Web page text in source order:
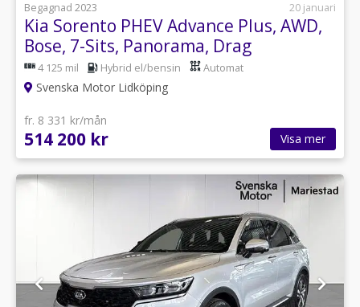
Begagnad 2023
20 januari
Kia Sorento PHEV Advance Plus, AWD,
Bose, 7-Sits, Panorama, Drag
4 125 mil Hybrid el/bensin Automat
Svenska Motor Lidköping
fr. 8 331 kr/mån
514 200 kr Visa mer